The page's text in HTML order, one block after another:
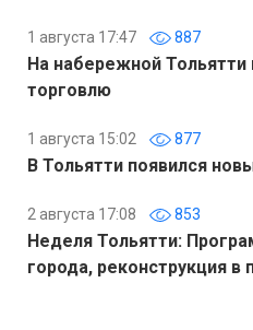
1 августа 17:47 887
На набережной
торговлю
1 августа 15:02 877
В Тольятти появился
2 августа 17:08 853
Неделя Тольятти:
города, реконструкция в